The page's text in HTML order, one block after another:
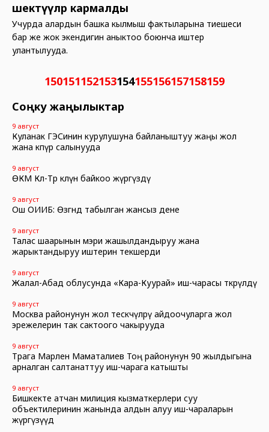
шектүүлөр кармалды
Учурда алардын башка кылмыш фактыларына тиешеси
бар же жок экендигин аныктоо боюнча иштер
улантылууда.
150151152153154155156157158159
Соңку жаңылыктар
9 август
Куланак ГЭСинин курулушуна байланыштуу жаңы жол
жана көпүрө салынууда
9 август
ӨКМ Көл-Төр көлүнө байкоо жүргүздү
9 август
Ош ОИИБ: Өзгөндө табылган жансыз дене
9 август
Талас шаарынын мэри жашылдандыруу жана
жарыктандыруу иштерин текшерди
9 август
Жалал-Абад облусунда «Кара-Куурай» иш-чарасы өткөрүлдү
9 август
Москва районунун жол тескөөчүлөрү айдоочуларга жол
эрежелерин так сактоого чакырууда
9 август
Төрага Марлен Маматалиев Тоң районунун 90 жылдыгына
арналган салтанаттуу иш-чарага катышты
9 август
Бишкекте атчан милиция кызматкерлери суу
объектилеринин жанында алдын алуу иш-чараларын
жүргүзүүдө